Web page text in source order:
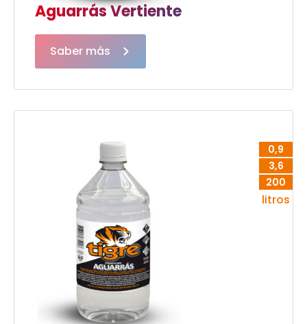
Aguarrás Vertiente
Saber más
0,9
3,6
200
litros